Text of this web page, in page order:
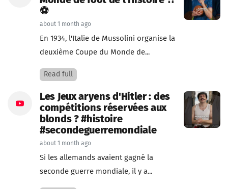
⚽
about 1 month ago
En 1934, l'Italie de Mussolini organise la
deuxième Coupe du Monde de...
Read full
Les Jeux aryens d'Hitler : des
compétitions réservées aux
blonds ? #histoire
#secondeguerremondiale
about 1 month ago
Si les allemands avaient gagné la
seconde guerre mondiale, il y a...